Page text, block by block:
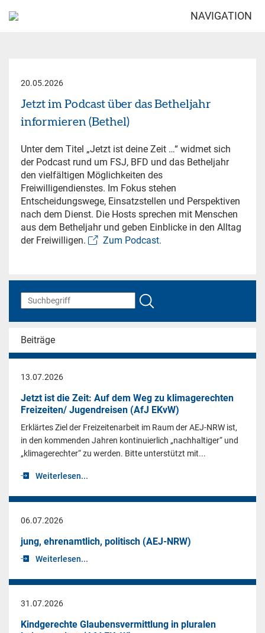
NAVIGATION
20.05.2026
Jetzt im Podcast über das Betheljahr
informieren (Bethel)
Unter dem Titel „Jetzt ist deine Zeit …“ widmet sich
der Podcast rund um FSJ, BFD und das Betheljahr
den vielfältigen Möglichkeiten des
Freiwilligendienstes. Im Fokus stehen
Entscheidungswege, Einsatzstellen und Perspektiven
nach dem Dienst. Die Hosts sprechen mit Menschen
aus dem Betheljahr und geben Einblicke in den Alltag
der Freiwilligen.
Zum Podcast.
Beiträge
13.07.2026
Jetzt ist die Zeit: Auf dem Weg zu klimagerechten
Freizeiten/ Jugendreisen (AfJ EKvW)
Erklärtes Ziel der Freizeitenarbeit im Raum der AEJ-NRW ist,
in den kommenden Jahren kontinuierlich „nachhaltiger“ und
„klimagerechter“ zu werden. Bitte unterstützt mit...
Weiterlesen...
06.07.2026
jung, ehrenamtlich, politisch (AEJ-NRW)
Weiterlesen...
31.07.2026
Kindgerechte Glaubensvermittlung in pluralen